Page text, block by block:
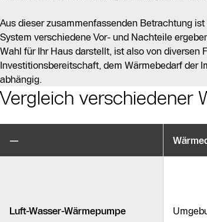
Aus dieser zusammenfassenden Betrachtung
System verschiedene Vor- und Nachteile
Wahl für Ihr Haus darstellt, ist also von diversen
Investitionsbereitschaft, dem Wärmebedarf der
abhängig.
Vergleich verschiedener
—
Luft-Wasser-Wärmepumpe